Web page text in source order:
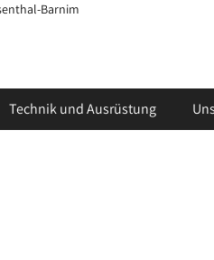
Barnim
Technik und Ausrüstung